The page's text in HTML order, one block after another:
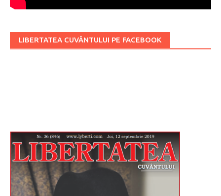
LIBERTATEA CUVÂNTULUI PE FACEBOOK